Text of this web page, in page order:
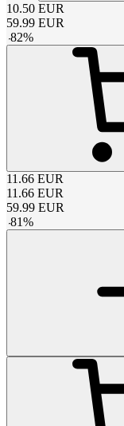
10.50 EUR
59.99 EUR
-82%
11.66 EUR
11.66 EUR
59.99 EUR
-81%